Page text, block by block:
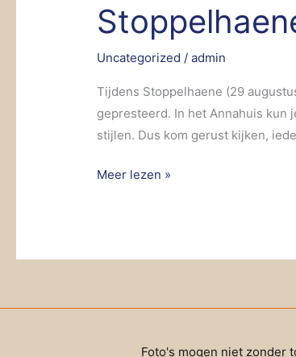
Uncategorized /admin
Tijdens Stoppelhaene (29
gepresteerd. In het Annahuis kun
stijlen. Dus kom gerust kijken,
exposeert
tijdens
Stoppelhaene
Meer lezen »
Foto's mogen niet zonder